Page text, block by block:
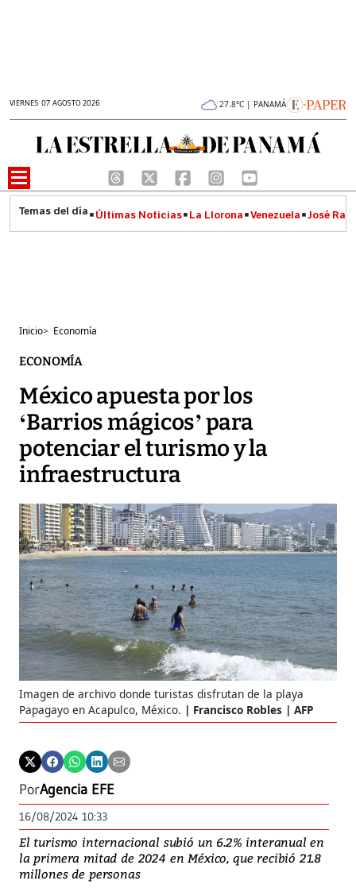
VIERNES 07 AGOSTO 2026 27.8°C | PANAMÁ
Últimas Noticias La Llorona Venezuela José
Inicio> Economía
ECONOMÍA
México apuesta por los
‘Barrios mágicos’ para
potenciar el turismo y la
infraestructura
Imagen de archivo donde turistas disfrutan de la playa
Papagayo en Acapulco, México.
Francisco Robles | AFP
PorAgencia EFE
16/08/2024 10:33
El turismo internacional subió un 6.2% interanual en
la primera mitad de 2024 en México, que recibió 21.8
millones de personas